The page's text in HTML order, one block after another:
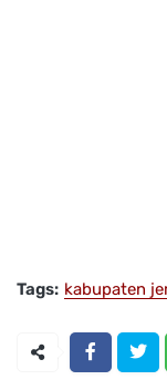
Tags: kabupaten